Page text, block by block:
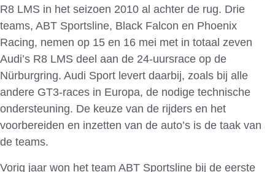
R8 LMS in het seizoen 2010 al achter de rug. Drie
teams, ABT Sportsline, Black Falcon en Phoenix
Racing, nemen op 15 en 16 mei met in totaal zeven
Audi’s R8 LMS deel aan de 24-uursrace op de
Nürburgring. Audi Sport levert daarbij, zoals bij alle
andere GT3-races in Europa, de nodige technische
ondersteuning. De keuze van de rijders en het
voorbereiden en inzetten van de auto’s is de taak van
de teams.
Vorig jaar won het team ABT Sportsline bij de eerste